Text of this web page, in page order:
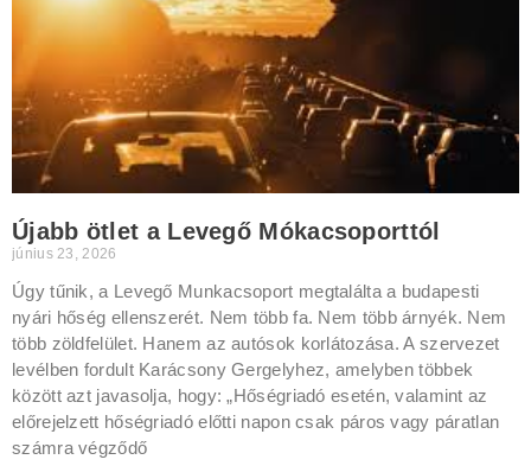
Újabb ötlet a Levegő Mókacsoporttól
június 23, 2026
Úgy tűnik, a Levegő Munkacsoport megtalálta a budapesti
nyári hőség ellenszerét. Nem több fa. Nem több árnyék. Nem
több zöldfelület. Hanem az autósok korlátozása. A szervezet
levélben fordult Karácsony Gergelyhez, amelyben többek
között azt javasolja, hogy: „Hőségriadó esetén, valamint az
előrejelzett hőségriadó előtti napon csak páros vagy páratlan
számra végződő